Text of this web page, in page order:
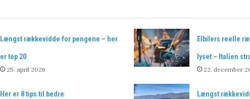
Længst rækkevidde for pengene – her
er top 20
25. april 2026
Elbilers reelle
lyset – Italien
22. december
Her er 8 tips til bedre Længst